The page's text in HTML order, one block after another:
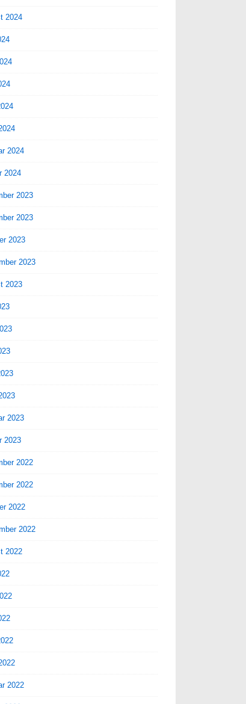
2024
2024
2024
2023
2023
2023
2023
2023
2023
2023
2022
2022
2022
2022
2022
2022